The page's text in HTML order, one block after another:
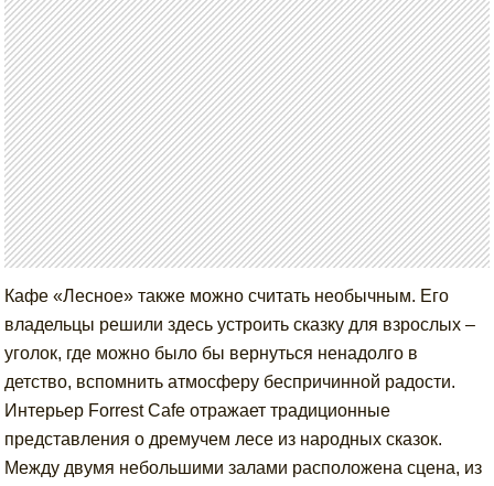
Кафе «Лесное» также можно считать необычным. Его
владельцы решили здесь устроить сказку для взрослых –
уголок, где можно было бы вернуться ненадолго в
детство, вспомнить атмосферу беспричинной радости.
Интерьер Forrest Cafe отражает традиционные
представления о дремучем лесе из народных сказок.
Между двумя небольшими залами расположена сцена, из